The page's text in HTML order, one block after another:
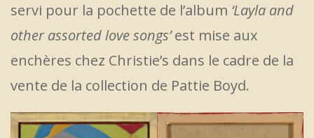
servi pour la pochette de l’album ‘Layla and
other assorted love songs’est mise aux
enchères chez Christie’s dans le cadre de la
vente de la collection de Pattie Boyd.